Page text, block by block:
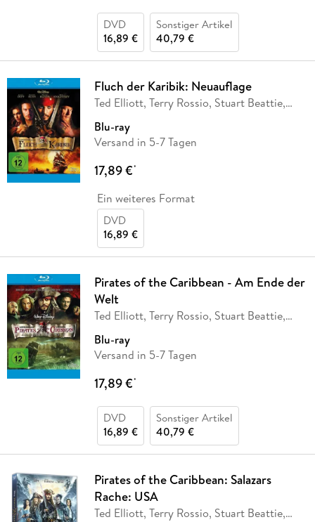
DVD
16,89 €
Sonstiger Artikel
40,79 €
Fluch der Karibik: Neuauflage
Ted Elliott, Terry Rossio, Stuart Beattie,
Blu-ray
Versand in 5-7 Tagen
17,89 €*
Ein weiteres Format
DVD
16,89 €
Pirates of the Caribbean - Am Ende der
Welt
Ted Elliott, Terry Rossio, Stuart Beattie,
Blu-ray
Versand in 5-7 Tagen
17,89 €*
DVD
16,89 €
Sonstiger Artikel
40,79 €
Pirates of the Caribbean: Salazars
Rache: USA
Ted Elliott, Terry Rossio, Stuart Beattie,